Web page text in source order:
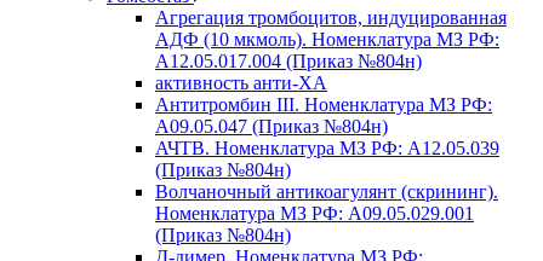
Агрегация тромбоцитов, индуцированная
АДФ (10 мкмоль). Номенклатура МЗ РФ:
A12.05.017.004 (Приказ №804н)
активность анти-ХА
Антитромбин III. Номенклатура МЗ РФ:
A09.05.047 (Приказ №804н)
АЧТВ. Номенклатура МЗ РФ: A12.05.039
(Приказ №804н)
Волчаночный антикоагулянт (скрининг).
Номенклатура МЗ РФ: A09.05.029.001
(Приказ №804н)
Д-димер. Номенклатура МЗ РФ: